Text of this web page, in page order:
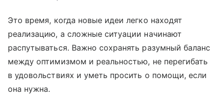
Это время, когда новые идеи легко находят
реализацию, а сложные ситуации начинают
распутываться. Важно сохранять разумный баланс
между оптимизмом и реальностью, не перегибать
в удовольствиях и уметь просить о помощи, если
она нужна.